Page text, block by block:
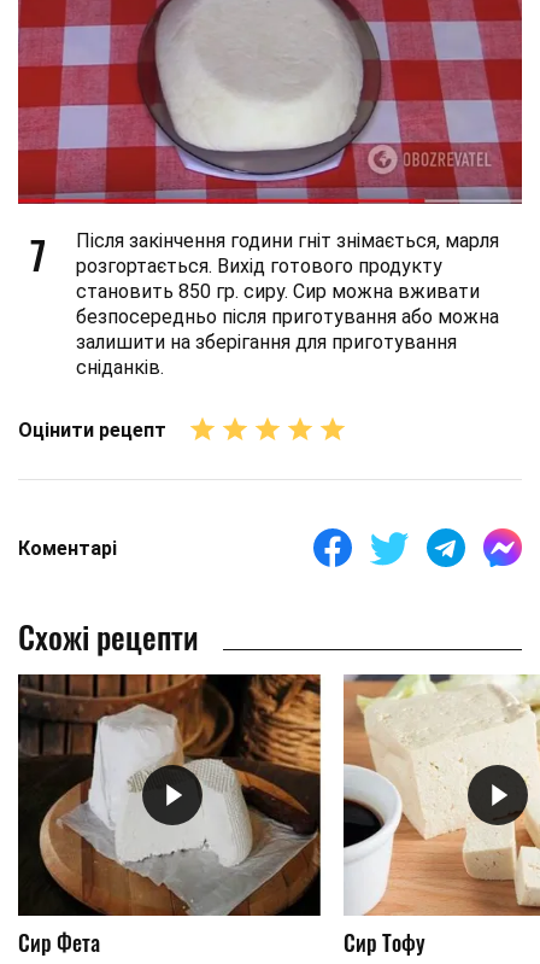
7
Після закінчення години гніт знімається, марля
розгортається. Вихід готового продукту
становить 850 гр. сиру. Сир можна вживати
безпосередньо після приготування або можна
залишити на зберігання для приготування
сніданків.
Оцінити рецепт
Коментарі
Схожі рецепти
Сир Фета Сир Тофу